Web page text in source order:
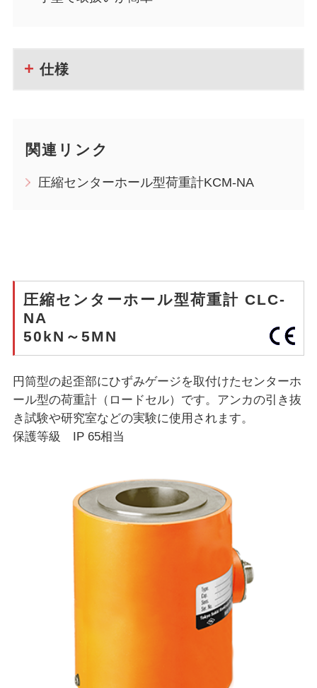
仕様
関連リンク
圧縮センターホール型荷重計KCM-NA
圧縮センターホール型荷重計 CLC-
NA
50kN～5MN
円筒型の起歪部にひずみゲージを取付けたセンターホ
ール型の荷重計（ロードセル）です。アンカの引き抜
き試験や研究室などの実験に使用されます。
保護等級 IP 65相当